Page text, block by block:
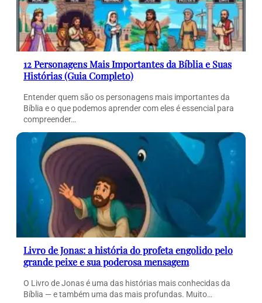
12 Personagens Mais Importantes da Bíblia e Suas
Histórias (Guia Completo)
Entender quem são os personagens mais importantes da
Bíblia e o que podemos aprender com eles é essencial para
compreender…
Livro de Jonas: a história do profeta engolido pelo
grande peixe e sua poderosa mensagem
O Livro de Jonas é uma das histórias mais conhecidas da
Bíblia — e também uma das mais profundas. Muito…